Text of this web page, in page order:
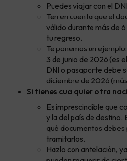
Puedes viajar con el
Ten en cuenta que el
válido durante más de
tu regreso.
Te ponemos un
3 de junio de 2026 (es
DNI o pasaporte debe
diciembre de 2026
Si tienes cualquier otra
Es imprescindible que
y la del país de destino.
qué documentos
tramitarlos.
Hazlo con antelación,